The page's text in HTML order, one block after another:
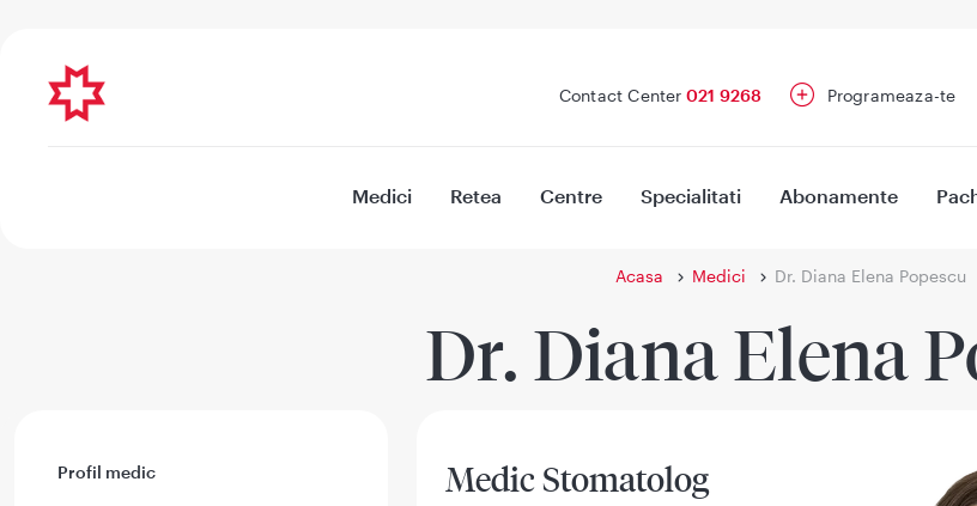
Contact Center 021 9268 Programeaza-te
Medici Retea Centre Specialitati Abonamente
Acasa Medici Dr. Diana Elena Popescu
Dr. Diana Elena
Profil medic
Medic Stomatolog